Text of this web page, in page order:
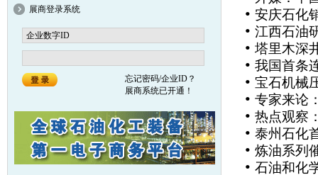
展商登录系统
忘记密码/企业ID？
展商系统已开通！
• 安庆石化
• 江西石油
• 塔里木深
• 我国首条
• 宝石机械
• 专家来论
• 热点观察
• 泰州石化
• 炼油系列
• 石油和化